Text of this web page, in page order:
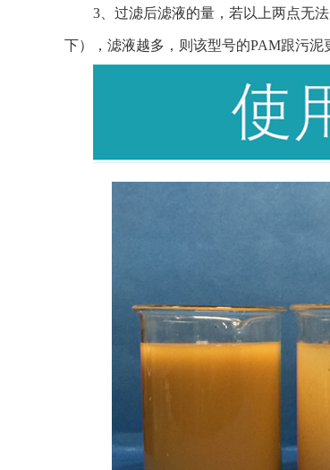
3、过滤后滤液的量，若以上两点无
下），滤液越多，则该型号的PAM跟污泥